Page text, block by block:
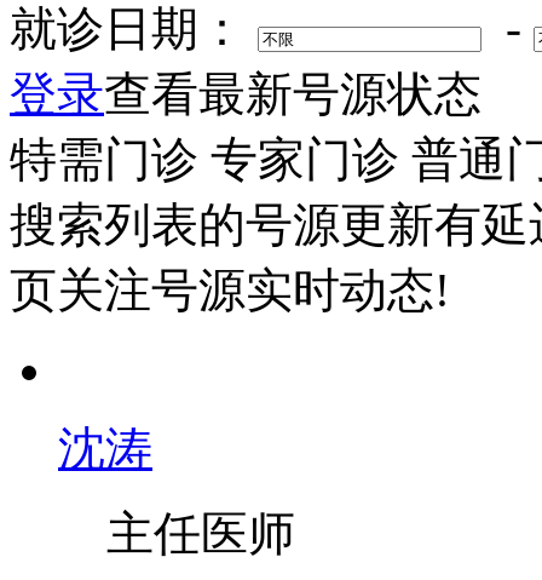
就诊日期：
-
登录查看最新号源状态
特需门诊 专家门诊 普通
搜索列表的号源更新有
页关注号源实时动态!
沈涛
主任医师